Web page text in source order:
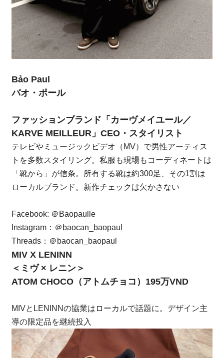
Bảo Paul
バオ・ポール
ファッションブランド「カーヴメイユール／
KARVE MEILLEUR」CEO・スタイリスト
テレビやミュージックビデオ（MV）で男性アーティス
トを多数スタイリング。私服も現場もコーディネートは
「靴から」が信条。所有する靴は約300足、その1割は
ローカルブランド。新作チェックは欠かさない
Facebook: ＠Baopaulle
Instagram： ＠baocan_baopaul
Threads： ＠baocan_baopaul
MIV X LENINN
＜ミヴ × レニン＞
ATOM CHOCO（アトムチョコ）195万VND
MIVとLENINNの協業はローカルで話題に。デザイン主
導の限定品を継続投入